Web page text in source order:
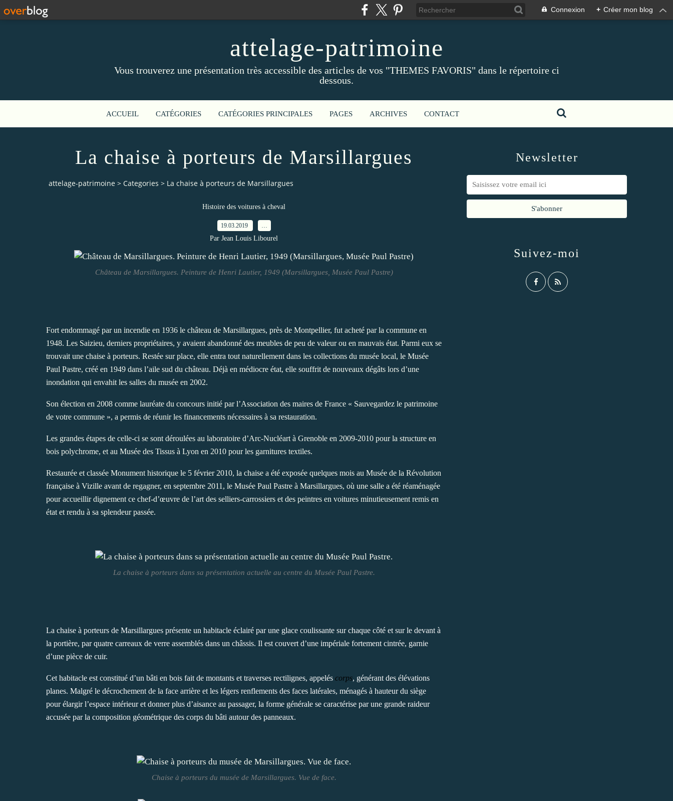
Connexion + Créer mon blog
attelage-patrimoine
Vous trouverez une présentation très accessible des articles de vos "THEMES FAVORIS" dans le répertoire ci
dessous.
ACCUEIL CATÉGORIES CATÉGORIES PRINCIPALES PAGES ARCHIVES CONTACT
La chaise à porteurs de Marsillargues
attelage-patrimoine > Categories > La chaise à porteurs de Marsillargues
Histoire des voitures à cheval
19.03.2019
Par Jean Louis Libourel
Château de Marsillargues. Peinture de Henri Lautier, 1949 (Marsillargues, Musée Paul Pastre)
Fort endommagé par un incendie en 1936 le château de Marsillargues, près de Montpellier, fut acheté par la commune en
1948. Les Saizieu, derniers propriétaires, y avaient abandonné des meubles de peu de valeur ou en mauvais état. Parmi eux se
trouvait une chaise à porteurs. Restée sur place, elle entra tout naturellement dans les collections du musée local, le Musée
Paul Pastre, créé en 1949 dans l’aile sud du château. Déjà en médiocre état, elle souffrit de nouveaux dégâts lors d’une
inondation qui envahit les salles du musée en 2002.
Son élection en 2008 comme lauréate du concours initié par l’Association des maires de France « Sauvegardez le patrimoine
de votre commune », a permis de réunir les financements nécessaires à sa restauration.
Les grandes étapes de celle-ci se sont déroulées au laboratoire d’Arc-Nucléart à Grenoble en 2009-2010 pour la structure en
bois polychrome, et au Musée des Tissus à Lyon en 2010 pour les garnitures textiles.
Restaurée et classée Monument historique le 5 février 2010, la chaise a été exposée quelques mois au Musée de la Révolution
française à Vizille avant de regagner, en septembre 2011, le Musée Paul Pastre à Marsillargues, où une salle a été réaménagée
pour accueillir dignement ce chef-d’œuvre de l’art des selliers-carrossiers et des peintres en voitures minutieusement remis en
état et rendu à sa splendeur passée.
La chaise à porteurs dans sa présentation actuelle au centre du Musée Paul Pastre.
La chaise à porteurs de Marsillargues présente un habitacle éclairé par une glace coulissante sur chaque côté et sur le devant à
la portière, par quatre carreaux de verre assemblés dans un châssis. Il est couvert d’une impériale fortement cintrée, garnie
d’une pièce de cuir.
Cet habitacle est constitué d’un bâti en bois fait de montants et traverses rectilignes, appelés corps, générant des élévations
planes. Malgré le décrochement de la face arrière et les légers renflements des faces latérales, ménagés à hauteur du siège
pour élargir l’espace intérieur et donner plus d’aisance au passager, la forme générale se caractérise par une grande raideur
accusée par la composition géométrique des corps du bâti autour des panneaux.
Chaise à porteurs du musée de Marsillargues. Vue de face.
Newsletter
Suivez-moi